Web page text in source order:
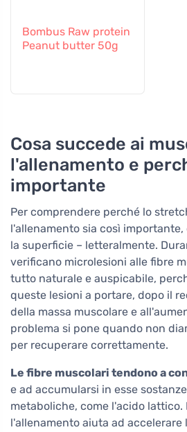
Bombus Raw protein
Peanut butter 50g
Cosa succede ai
l'allenamento e
importante
Per comprendere perché lo
l'allenamento sia così
la superficie – letteralmente.
verificano microlesioni alle fibre
tutto naturale e auspicabile,
queste lesioni a portare, dopo il
della massa muscolare e
problema si pone quando non
per recuperare correttamente.
Le fibre muscolari tendono a
e ad accumularsi in esse
metaboliche, come l'acido
l'allenamento aiuta ad accelerare